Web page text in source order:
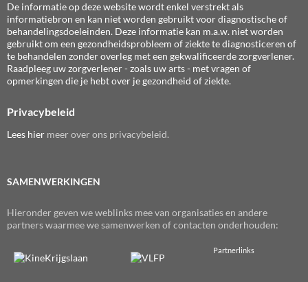
De informatie op deze website wordt enkel verstrekt als
informatiebron en kan niet worden gebruikt voor diagnostische of
behandelingsdoeleinden. Deze informatie kan m.a.w. niet worden
gebruikt om een gezondheidsprobleem of ziekte te diagnosticeren of
te behandelen zonder overleg met een gekwalificeerde zorgverlener.
Raadpleeg uw zorgverlener - zoals uw arts - met vragen of
opmerkingen die je hebt over je gezondheid of ziekte.
Privacybeleid
Lees hier meer over ons privacybeleid.
SAMENWERKINGEN
Hieronder geven we weblinks mee van organisaties en andere
partners waarmee we samenwerken of contacten onderhouden:
Partnerlinks